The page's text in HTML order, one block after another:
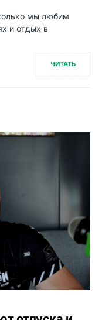
мы любим
и отдых в
ЧИТАТЬ